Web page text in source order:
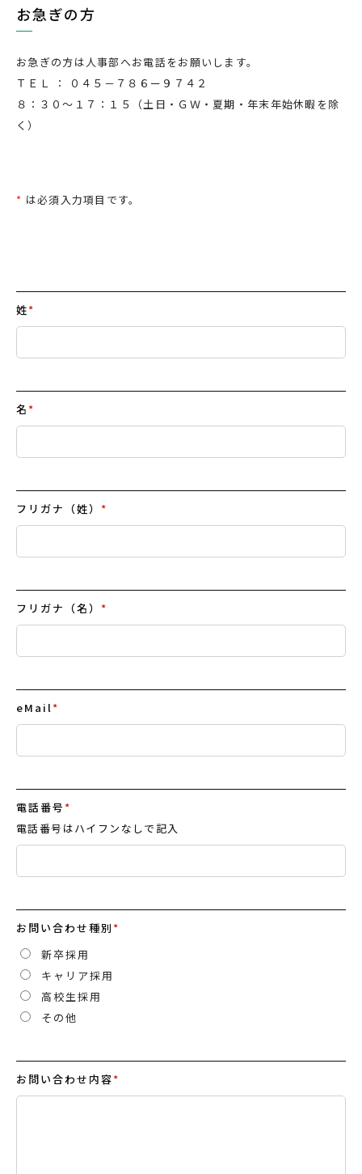
お急ぎの方
お急ぎの方は人事部へお電話をお願いします。
ＴＥＬ ： ０４５－７８６ー９７４２
８：３０～１７：１５（土日・ＧＷ・夏期・年末年始休暇を除
く）
* は必須入力項目です。
姓*
名 *
フリガナ（姓） *
フリガナ（名） *
eMail*
電話番号 *
電話番号はハイフンなしで記入
お問い合わせ種別 *
新卒採用
キャリア採用
高校生採用
その他
お問い合わせ内容*